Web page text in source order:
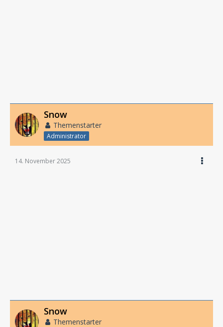
Snow
Themenstarter
Administrator
14. November 2025
Snow
Themenstarter